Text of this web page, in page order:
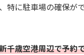
特に駐車場の確保が
千歳空港周辺で予約